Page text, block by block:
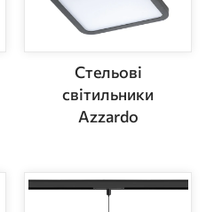
Стельові
світильники
Azzardo